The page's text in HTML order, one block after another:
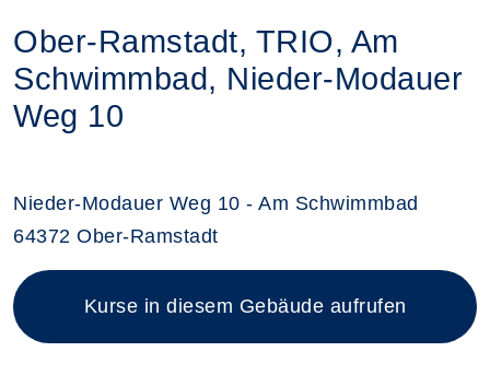
Ober-Ramstadt, TRIO, Am
Schwimmbad, Nieder-Modauer
Weg 10
Nieder-Modauer Weg 10 - Am Schwimmbad
64372 Ober-Ramstadt
Kurse in diesem Gebäude aufrufen